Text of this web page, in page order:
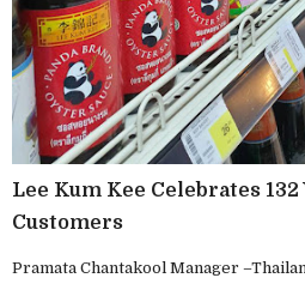
Lee Kum Kee Celebrates
Customers
Pramata Chantakool Manager